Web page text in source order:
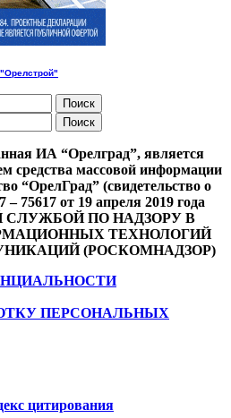
ИА “Орелград”, является
средства массовой информации
“ОрелГрад” (свидетельство о
75617 от 19 апреля 2019 года
СЛУЖБОЙ ПО НАДЗОРУ В
ТЕХНОЛОГИЙ
(РОСКОМНАДЗОР)
ПЕРСОНАЛЬНЫХ